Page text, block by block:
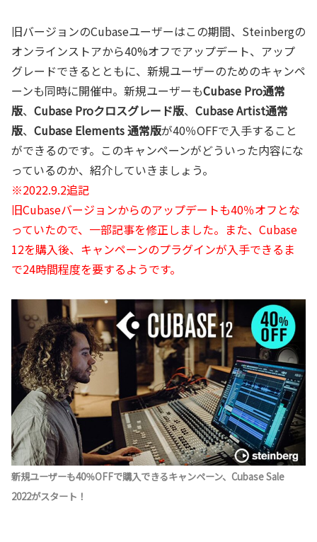
旧バージョンのCubaseユーザーはこの期間、Steinbergの
オンラインストアから40%オフでアップデート、アップ
グレードできるとともに、新規ユーザーのためのキャンペ
ーンも同時に開催中。新規ユーザーもCubase Pro通常
版、 Cubase Proクロスグレード版、 Cubase Artist通常
版、 Cubase Elements 通常版が40％OFFで入手すること
ができるのです。このキャンペーンがどういった内容にな
っているのか、紹介していきましょう。
※2022.9.2追記
旧Cubaseバージョンからのアップデートも40％オフとな
っていたので、一部記事を修正しました。また、Cubase
12を購入後、キャンペーンのプラグインが入手できるま
で24時間程度を要するようです。
新規ユーザーも40％OFFで購入できるキャンペーン、Cubase Sale
2022がスタート！